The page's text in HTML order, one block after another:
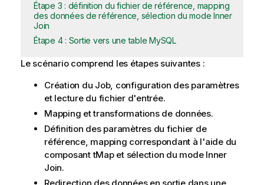
Étape 3 : définition du fichier de référence, mapping
des données de référence, sélection du mode Inner
Join
Étape 4 : Sortie vers une table MySQL
Le scénario comprend les étapes suivantes :
Création du Job, configuration des paramètres
et lecture du fichier d'entrée.
Mapping et transformations de données.
Définition des paramètres du fichier de
référence, mapping correspondant à l'aide du
composant tMap et sélection du mode Inner
Join.